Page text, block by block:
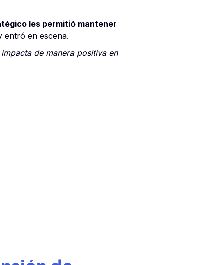
les permitió mantener
entró en escena.
de manera positiva en